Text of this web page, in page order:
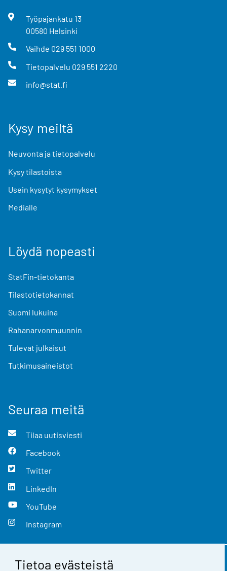
Tietoa evästeistä
Työpajankatu 13
00580 Helsinki
Vaihde 029 551 1000
Tietopalvelu 029 551 2220
info@stat.fi
Kysy meiltä
Neuvonta ja tietopalvelu
Kysy tilastoista
Usein kysytyt kysymykset
Medialle
Löydä nopeasti
StatFin-tietokanta
Tilastotietokannat
Suomi lukuina
Rahanarvonmuunnin
Tulevat julkaisut
Tutkimusaineistot
Seuraa meitä
Tilaa uutisviesti
Facebook
Twitter
LinkedIn
YouTube
Instagram
Yhteystiedot